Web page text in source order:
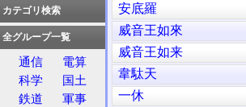
安底羅
威音王如來
威音王如来
韋駄天
一休
カテゴリ検索
全グループ一覧
通信
電算
科学
国土
鉄道
軍事